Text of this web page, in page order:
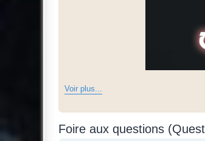
Voir plus...
Foire aux questions